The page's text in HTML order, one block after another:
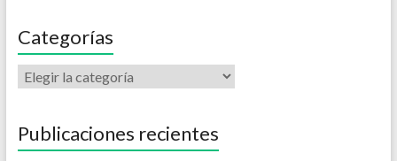
Categorías
Categorías
Publicaciones recientes